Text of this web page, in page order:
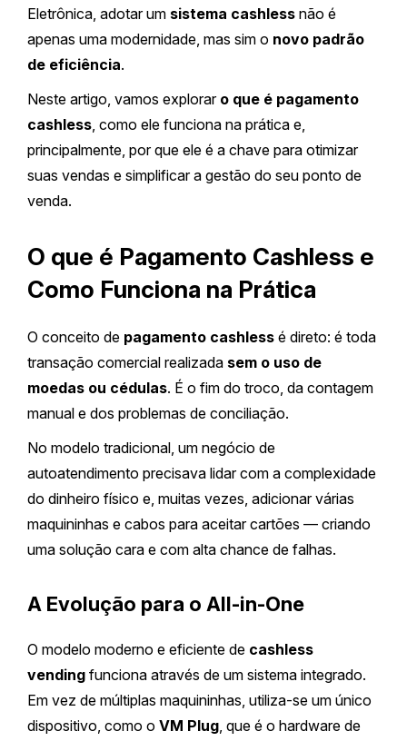
Eletrônica, adotar um sistema cashless não é
apenas uma modernidade, mas sim o novo padrão
de eficiência.
Neste artigo, vamos explorar o que é pagamento
cashless, como ele funciona na prática e,
principalmente, por que ele é a chave para otimizar
suas vendas e simplificar a gestão do seu ponto de
venda.
O que é Pagamento Cashless e
Como Funciona na Prática
O conceito de pagamento cashless é direto: é toda
transação comercial realizada sem o uso de
moedas ou cédulas. É o fim do troco, da contagem
manual e dos problemas de conciliação.
No modelo tradicional, um negócio de
autoatendimento precisava lidar com a complexidade
do dinheiro físico e, muitas vezes, adicionar várias
maquininhas e cabos para aceitar cartões — criando
uma solução cara e com alta chance de falhas.
A Evolução para o All-in-One
O modelo moderno e eficiente de cashless
vending funciona através de um sistema integrado.
Em vez de múltiplas maquininhas, utiliza-se um único
dispositivo, como o VM Plug, que é o hardware de